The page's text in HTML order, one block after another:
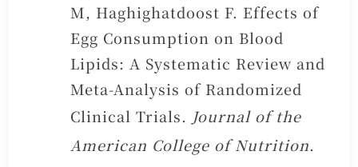
M, Haghighatdoost F. Effects of
Egg Consumption on Blood
Lipids: A Systematic Review and
Meta-Analysis of Randomized
Clinical Trials. Journal of the
American College of Nutrition.